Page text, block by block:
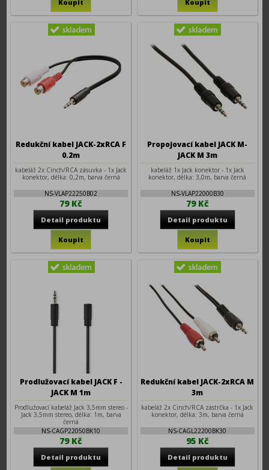
Redukční kabel JACK-2xRCA F
0.2m
kabeláž 2x Cinch/RCA zásuvka - 1x Jack
konektor, délka: 0,2m, barva černá
NS-VLAP22250B02
79 Kč
Propojovací kabel JACK M-
JACK M 3m
kabeláž 1x Jack konektor - 1x Jack
konektor, délka: 3,0m, barva černá
NS-VLAP22000B30
79 Kč
Prodlužovací kabel JACK F -
JACK M 1m
Prodlužovací kabeláž Jack 3,5mm stereo -
Jack 3,5mm stereo, délka: 1m, barva
černá
NS-CAGP22050BK10
79 Kč
Redukční kabel JACK-2xRCA M
3m
kabeláž 2x Cinch/RCA zástrčka - 1x Jack
konektor, délka: 3m, barva černá
NS-CAGL22200BK30
95 Kč